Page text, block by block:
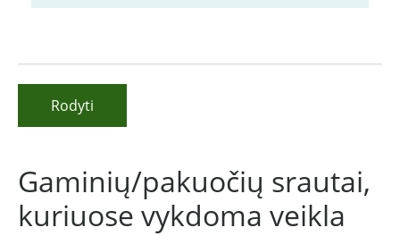
Rodyti
Gaminių/pakuočių srautai,
kuriuose vykdoma veikla